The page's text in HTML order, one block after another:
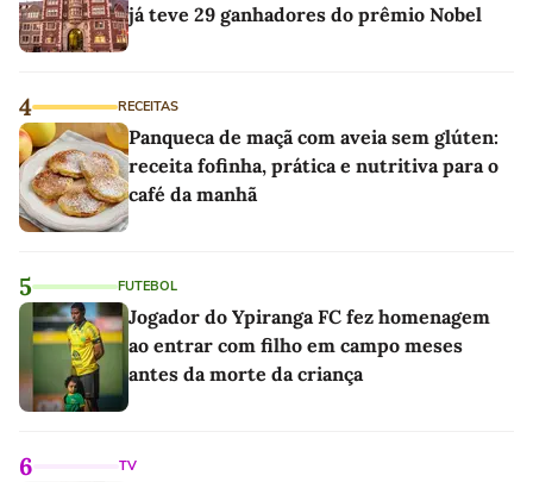
já teve 29 ganhadores do prêmio Nobel
4 RECEITAS
Panqueca de maçã com aveia sem glúten:
receita fofinha, prática e nutritiva para o
café da manhã
5 FUTEBOL
Jogador do Ypiranga FC fez homenagem
ao entrar com filho em campo meses
antes da morte da criança
6 TV